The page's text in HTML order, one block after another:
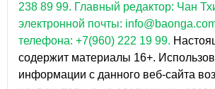
238 89 99. Главный редактор: Чан
электронной почты:
телефона: +7(960) 222 19 99.
содержит материалы 16+.
информации с данного веб-сайта